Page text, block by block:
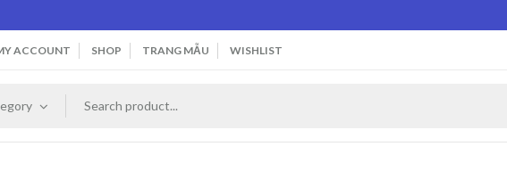
ACCOUNT SHOP TRANG MẪU WISHLIST